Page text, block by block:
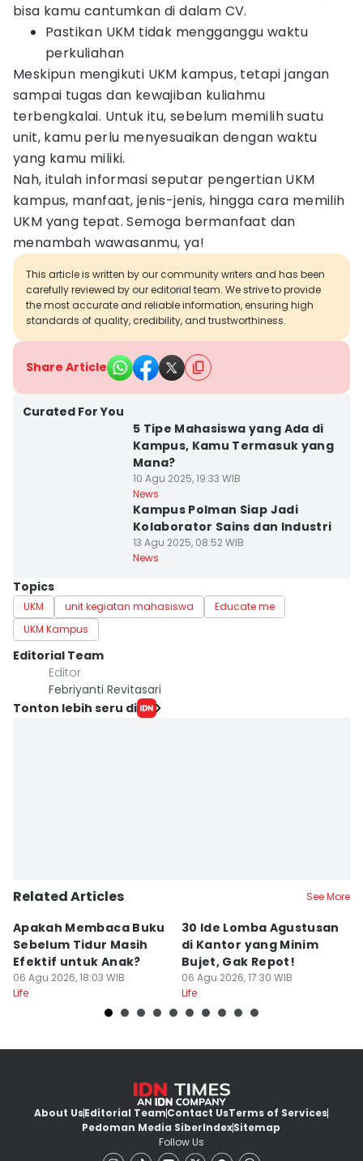
bisa kamu cantumkan di dalam CV.
Pastikan UKM tidak mengganggu waktu
perkuliahan
Meskipun mengikuti UKM kampus, tetapi jangan
sampai tugas dan kewajiban kuliahmu
terbengkalai. Untuk itu, sebelum memilih suatu
unit, kamu perlu menyesuaikan dengan waktu
yang kamu miliki.
Nah, itulah informasi seputar pengertian UKM
kampus, manfaat, jenis-jenis, hingga cara memilih
UKM yang tepat. Semoga bermanfaat dan
menambah wawasanmu, ya!
This article is written by our community writers and has been
carefully reviewed by our editorial team. We strive to provide
the most accurate and reliable information, ensuring high
standards of quality, credibility, and trustworthiness.
Share Article
Curated For You
5 Tipe Mahasiswa yang Ada di
Kampus, Kamu Termasuk yang
Mana?
10 Agu 2025, 19:33 WIB
News
Kampus Polman Siap Jadi
Kolaborator Sains dan Industri
13 Agu 2025, 08:52 WIB
News
Topics
UKM unit kegiatan mahasiswa
Educate me
UKM Kampus
Editorial Team
Editor
Febriyanti Revitasari
Tonton lebih seru di
Related Articles See More
Apakah Membaca Buku
Sebelum Tidur Masih
Efektif untuk Anak?
06 Agu 2026, 18:03 WIB
Life
30 Ide Lomba Agustusan
di Kantor yang Minim
Bujet, Gak Repot!
06 Agu 2026, 17:30 WIB
Life
About UsEditorial TeamContact UsTerms of Services
Pedoman Media SiberIndexSitemap
Follow Us